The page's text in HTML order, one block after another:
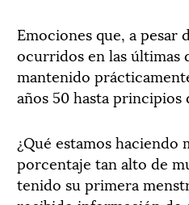
Emociones que, a pesar
ocurridos en las últimas
mantenido
años 50 hasta principios
¿Qué estamos haciendo
porcentaje tan alto de
tenido su primera